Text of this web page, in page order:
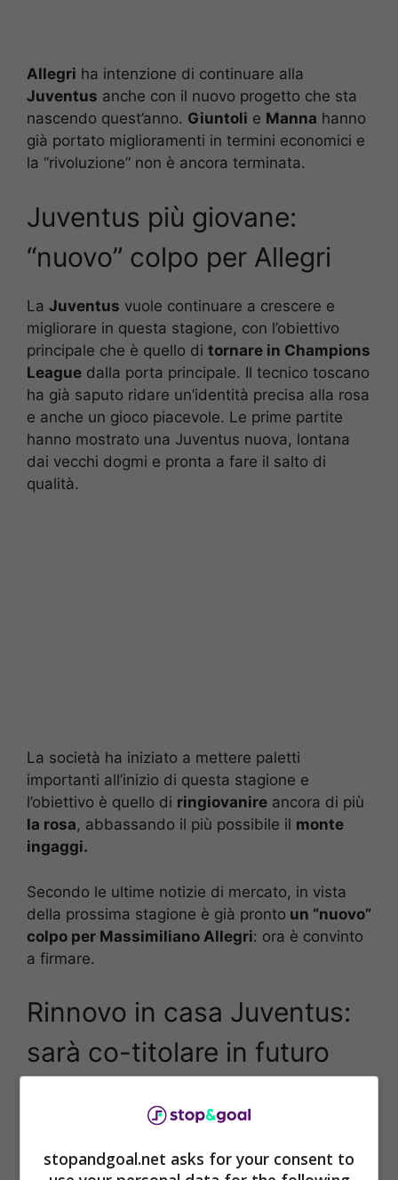
Allegri ha intenzione di continuare alla
Juventus anche con il nuovo progetto che sta
nascendo quest’anno. Giuntoli e Manna hanno
già portato miglioramenti in termini economici e
la “rivoluzione” non è ancora terminata.
Juventus più giovane:
“nuovo” colpo per Allegri
La Juventus vuole continuare a crescere e
migliorare in questa stagione, con l’obiettivo
principale che è quello di tornare in Champions
League dalla porta principale. Il tecnico toscano
ha già saputo ridare un’identità precisa alla rosa
e anche un gioco piacevole. Le prime partite
hanno mostrato una Juventus nuova, lontana
dai vecchi dogmi e pronta a fare il salto di
qualità.
La società ha iniziato a mettere paletti
importanti all’inizio di questa stagione e
l’obiettivo è quello di ringiovanire ancora di più
la rosa, abbassando il più possibile il monte
ingaggi.
Secondo le ultime notizie di mercato, in vista
della prossima stagione è già pronto un “nuovo”
colpo per Massimiliano Allegri: ora è convinto
a firmare.
Rinnovo in casa Juventus:
sarà co-titolare in futuro
ha avviato un processo di
ringiovanimento della rosa e di assottigliamento
saputo eliminare le spese folli e inutili che
stopandgoal.net asks for your consent to